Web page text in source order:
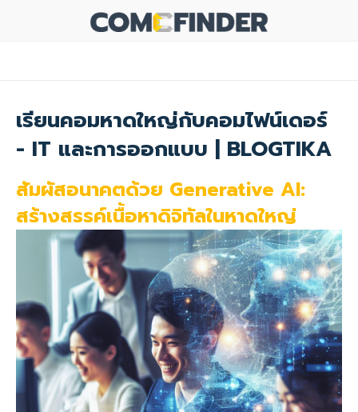
เรียนคอมหาดใหญ่กับคอมไฟน์เดอร์
- IT และการออกแบบ | BLOGTIKA
สัมผัสอนาคตด้วย Generative AI:
สร้างสรรค์เนื้อหาดิจิทัลในหาดใหญ่